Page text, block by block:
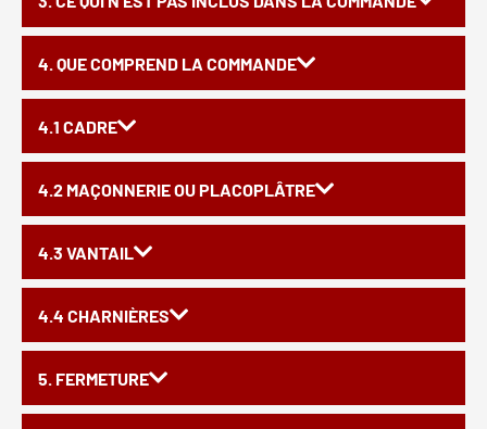
4. QUE COMPREND LA COMMANDE
4.1 CADRE
4.2 MAÇONNERIE OU PLACOPLÂTRE
4.3 VANTAIL
4.4 CHARNIÈRES
5. FERMETURE